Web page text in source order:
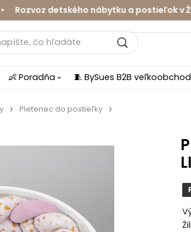
nábytku a postieľok v
👶 Poradňa 🧵 BySues B2B veľkoobchod
Pletenec do postieľky